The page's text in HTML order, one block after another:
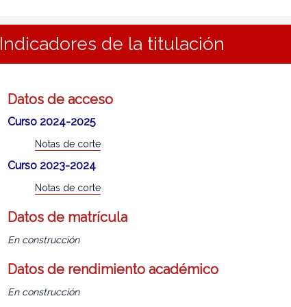
Indicadores de la titulación
Datos de acceso
Curso 2024-2025
Notas de corte
Curso 2023-2024
Notas de corte
Datos de matrícula
En construcción
Datos de rendimiento académico
En construcción